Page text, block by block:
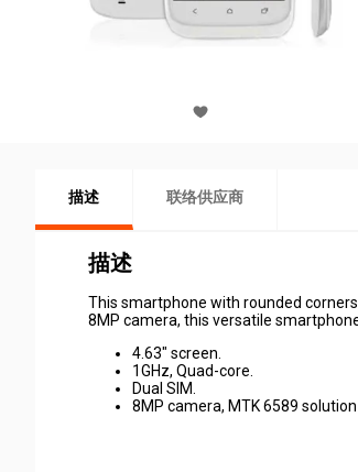
描述 联络供应商
描述
This smartphone with rounded
8MP camera, this versatile
4.63" screen.
1GHz, Quad-core.
Dual SIM.
8MP camera, MTK 6589 solution